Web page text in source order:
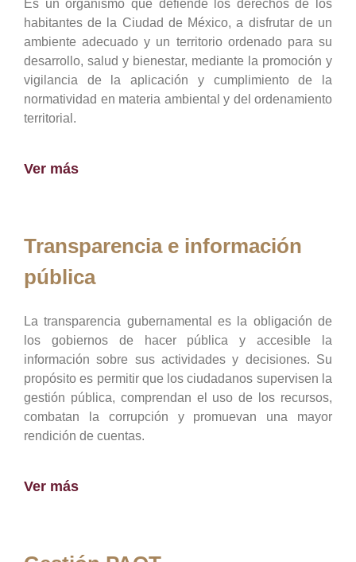
Es un organismo que defiende los derechos de los
habitantes de la Ciudad de México, a disfrutar de un
ambiente adecuado y un territorio ordenado para su
desarrollo, salud y bienestar, mediante la promoción y
vigilancia de la aplicación y cumplimiento de la
normatividad en materia ambiental y del ordenamiento
territorial.
Ver más
Transparencia e información
pública
La transparencia gubernamental es la obligación de
los gobiernos de hacer pública y accesible la
información sobre sus actividades y decisiones. Su
propósito es permitir que los ciudadanos supervisen la
gestión pública, comprendan el uso de los recursos,
combatan la corrupción y promuevan una mayor
rendición de cuentas.
Ver más